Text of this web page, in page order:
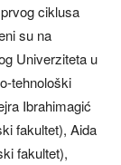
ciklusa
su na
Univerziteta u
tehnološki
Ibrahimagić
fakultet), Aida
fakultet),